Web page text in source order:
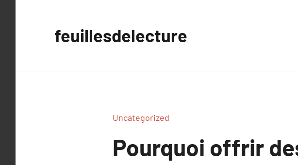
feuillesdelecture
Uncategorized
Pourquoi offrir